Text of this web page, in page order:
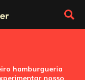
hamburgueria
nosso